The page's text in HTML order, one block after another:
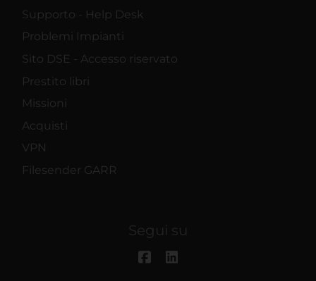
Supporto - Help Desk
Problemi Impianti
Sito DSE - Accesso riservato
Prestito libri
Missioni
Acquisti
VPN
Filesender GARR
Segui su